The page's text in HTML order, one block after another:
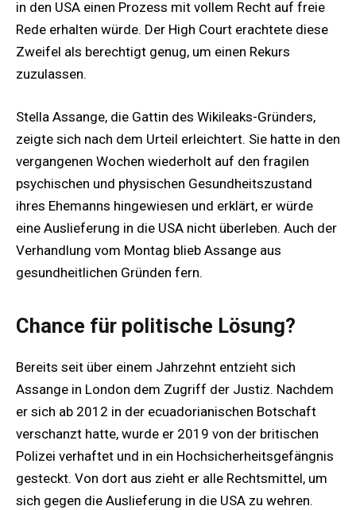
in den USA einen Prozess mit vollem Recht auf freie
Rede erhalten würde. Der High Court erachtete diese
Zweifel als berechtigt genug, um einen Rekurs
zuzulassen.
Stella Assange, die Gattin des Wikileaks-Gründers,
zeigte sich nach dem Urteil erleichtert. Sie hatte in den
vergangenen Wochen wiederholt auf den fragilen
psychischen und physischen Gesundheitszustand
ihres Ehemanns hingewiesen und erklärt, er würde
eine Auslieferung in die USA nicht überleben. Auch der
Verhandlung vom Montag blieb Assange aus
gesundheitlichen Gründen fern.
Chance für politische Lösung?
Bereits seit über einem Jahrzehnt entzieht sich
Assange in London dem Zugriff der Justiz. Nachdem
er sich ab 2012 in der ecuadorianischen Botschaft
verschanzt hatte, wurde er 2019 von der britischen
Polizei verhaftet und in ein Hochsicherheitsgefängnis
gesteckt. Von dort aus zieht er alle Rechtsmittel, um
sich gegen die Auslieferung in die USA zu wehren.